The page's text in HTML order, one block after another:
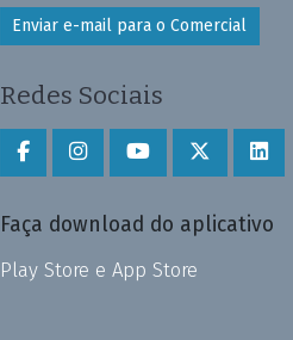
Enviar e-mail para o Comercial
Redes Sociais
Faça download do aplicativo
Play Store e App Store